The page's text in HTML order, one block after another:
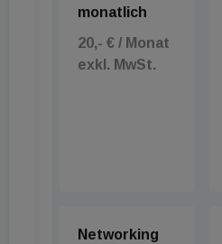
monatlich
20,- € / Monat
exkl. MwSt.
Networking